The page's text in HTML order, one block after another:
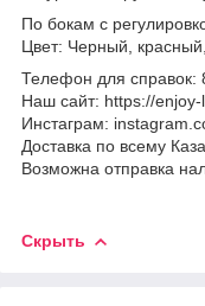
По бокам с
Цвет: Черный,
Телефон для справок:
Наш сайт: https://enjoy-
Инстаграм:
Доставка по всему
Возможна отправка
Скрыть